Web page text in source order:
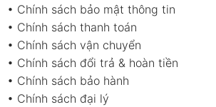
• Chính sách bảo mật thông tin
• Chính sách thanh toán
• Chính sách vận chuyển
• Chính sách đổi trả & hoàn tiền
• Chính sách bảo hành
• Chính sách đại lý